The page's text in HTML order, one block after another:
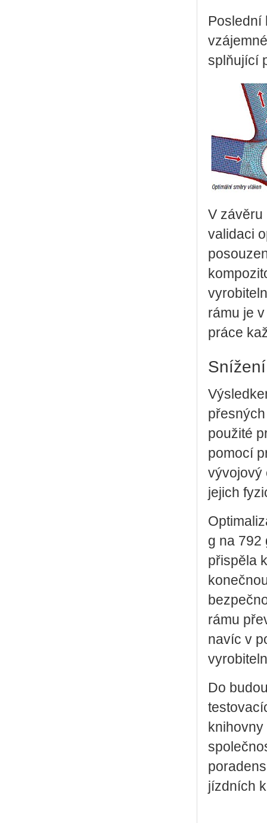
Poslední
splňující
V závěru
validaci
rámu je
práce
použité
pomocí
vývojový
jejich
g na 792
přispěla
rámu
navíc v
Do
jízdních